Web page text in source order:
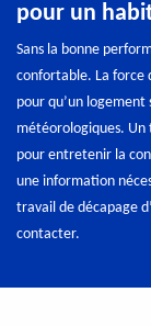
pour un
Sans la bonne
confortable. La force
pour qu’un
météorologiques.
pour entretenir la
une information
travail de décapage
contacter.